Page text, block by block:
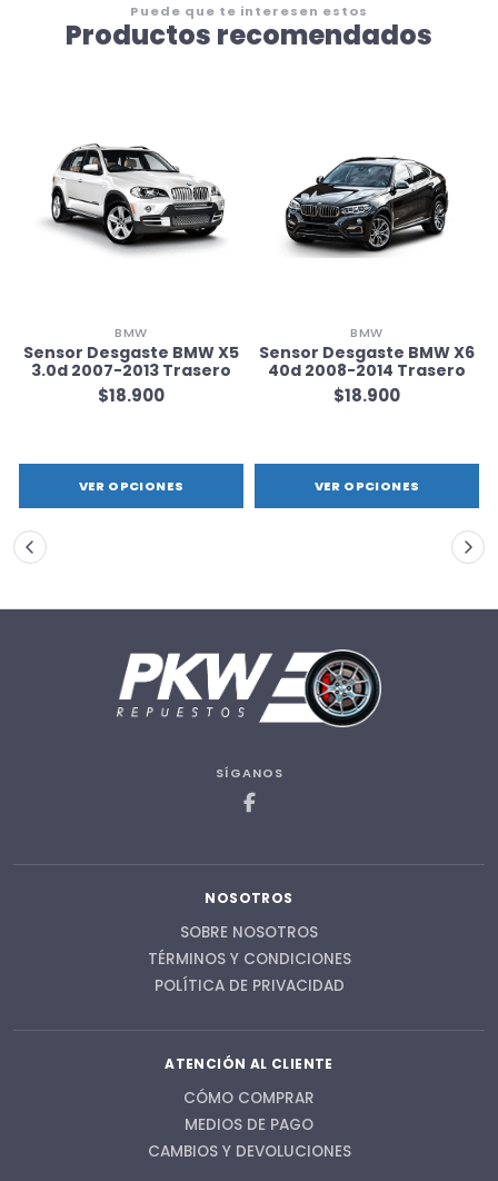
Puede que te interesen estos
Productos recomendados
BMW
Sensor Desgaste BMW X5
3.0d 2007-2013 Trasero
$18.900
VER OPCIONES
BMW
Sensor Desgaste BMW X6
40d 2008-2014 Trasero
$18.900
VER OPCIONES
SÍGANOS
NOSOTROS
SOBRE NOSOTROS
TÉRMINOS Y CONDICIONES
POLÍTICA DE PRIVACIDAD
ATENCIÓN AL CLIENTE
CÓMO COMPRAR
MEDIOS DE PAGO
CAMBIOS Y DEVOLUCIONES